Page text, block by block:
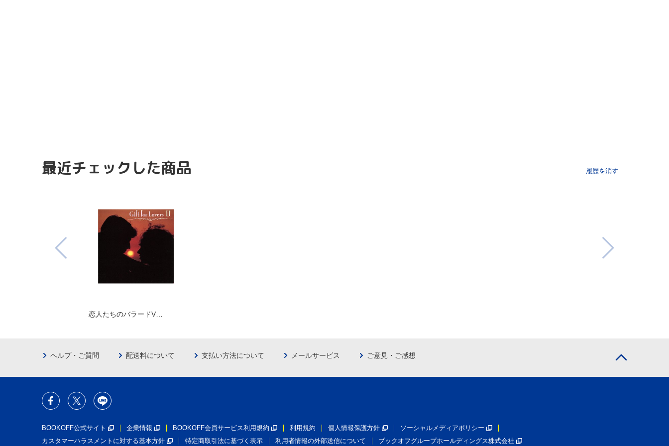
最近チェックした商品 履歴を消す
恋人たちのバラードV…
ヘルプ・ご質問 配送料について 支払い方法について メールサービス ご意見・ご感想
BOOKOFF公式サイト 企業情報 BOOKOFF会員サービス利用規約 利用規約 個人情報保護方針
ソーシャルメディアポリシー
カスタマーハラスメントに対する基本方針
特定商取引法に基づく表示 利用者情報の外部送信について ブックオフグループホールディングス株式会社